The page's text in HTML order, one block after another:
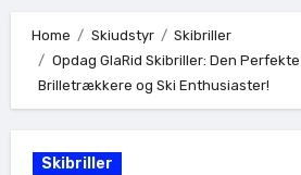
Home Skiudstyr
Skibriller
Opdag GlaRid Skibriller: Den
Brilletrækkere og Ski Enthusiaster!
Skibriller